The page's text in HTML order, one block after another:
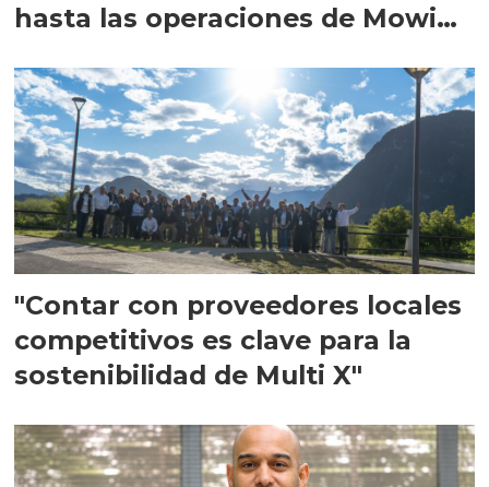
hasta las operaciones de Mowi
"Contar con proveedores locales
competitivos es clave para la
sostenibilidad de Multi X"